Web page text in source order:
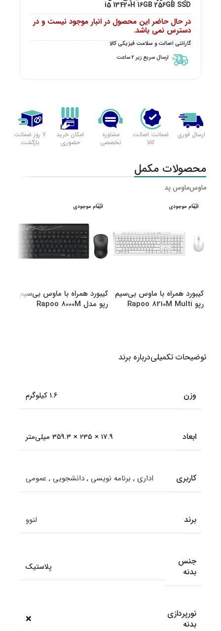
i5 13420H 16GB 256GB SSD
در حال حاضر این محصول در انبار موجود نیست و در
دسترس نمی باشد.
گارانتی اصالت و سلامت فیزیکی کالا
ارسال سریع زیر 2 ساعت
ارسال فوری
ضمانت اصالت
کالا
مشاوره
تخصصی
امکان خرید
حضوری
7 روز ضمانت
بازگشت
محصولات مکمل
ماوسماوس پد
اتمام موجودی
کیبورد همراه با ماوس بی‌سیم
رپو Rapoo 8210M Multi
اتمام موجودی
کیبورد همراه با ماوس بی‌سیم
رپو مدل Rapoo 8000M
توضیحات تکمیلیدرباره برند
وزن 1.6 کیلوگرم
ابعاد 17.9 × 235 × 359.3 میلی‌متر
کاربری اداری , برنامه نویسی , دانشجویی , عمومی
برند لنوو
جنس
بدنه
پلاستیک
نورپردازی
بدنه
❌